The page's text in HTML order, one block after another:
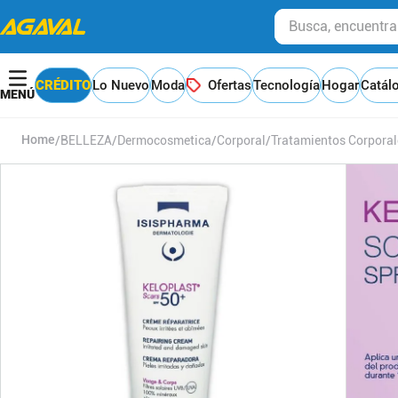
Busca, encuentra y
CRÉDITOLo NuevoModa OfertasTecnologíaHogar
BELLEZA Dermocosmetica Corporal Tratamientos